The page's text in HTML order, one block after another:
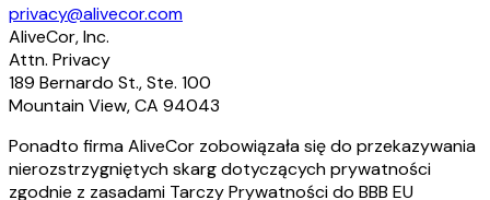
privacy@alivecor.com
AliveCor, Inc.
Attn. Privacy
189 Bernardo St., Ste. 100
Mountain View, CA 94043
Ponadto firma AliveCor zobowiązała się do przekazywania
nierozstrzygniętych skarg dotyczących prywatności
zgodnie z zasadami Tarczy Prywatności do BBB EU